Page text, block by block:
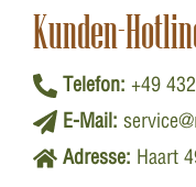
Kunden-
Telefon: +49
E-Mail:
Adresse: Haart